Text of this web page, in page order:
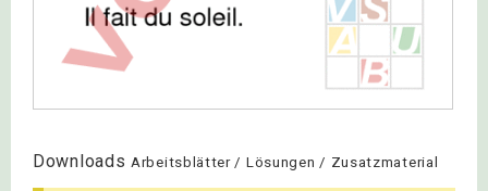
Downloads Arbeitsblätter / Lösungen / Zusatzmaterial